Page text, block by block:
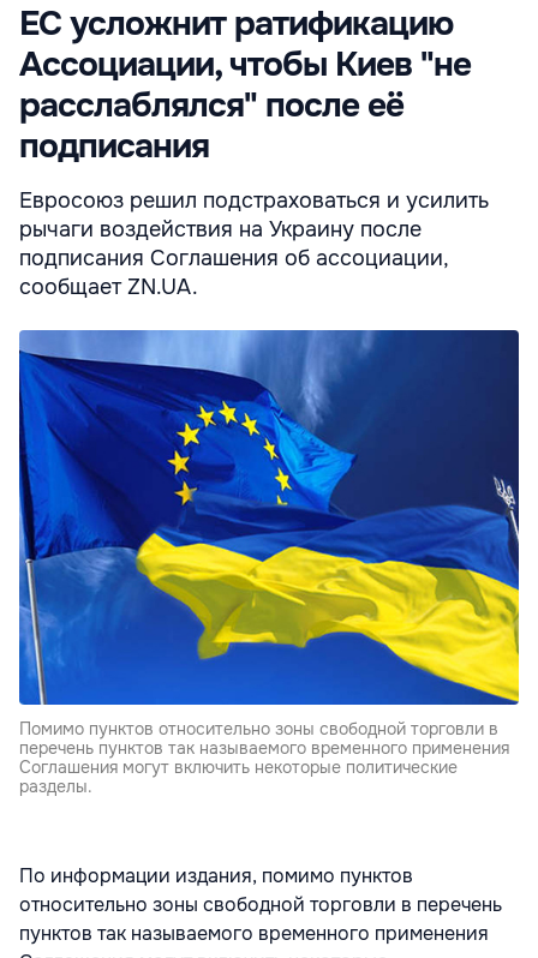
ЕС усложнит ратификацию
Ассоциации, чтобы Киев "не
расслаблялся" после её
подписания
Евросоюз решил подстраховаться и усилить
рычаги воздействия на Украину после
подписания Соглашения об ассоциации,
сообщает ZN.UA.
Помимо пунктов относительно зоны свободной торговли в
перечень пунктов так называемого временного применения
Соглашения могут включить некоторые политические
разделы.
По информации издания, помимо пунктов
относительно зоны свободной торговли в перечень
пунктов так называемого временного применения